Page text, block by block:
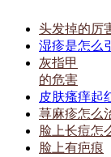
头发掉的厉
湿疹是怎么
灰指甲
的危害
皮肤瘙痒起
荨麻疹怎么
脸上长痘怎
脸上有疤痕